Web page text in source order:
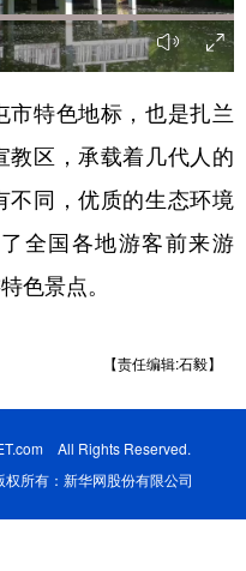
信息化 数字经济
银龄 溯源中国
能源 会展
亚太网 上市公司
上海 江苏
福建 江西
特色地标，也是扎兰
区，承载着几代人的
不同，优质的生态环境
全国各地游客前来游
色景点。
【责任编辑:石毅】
All Rights Reserved.
所有：新华网股份有限公司